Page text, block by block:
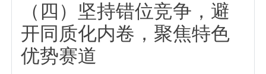
（四）坚持错位竞争，避
开同质化内卷，聚焦特色
优势赛道